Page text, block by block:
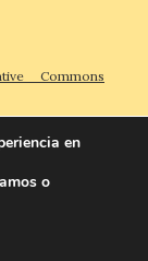
Commons
en
o